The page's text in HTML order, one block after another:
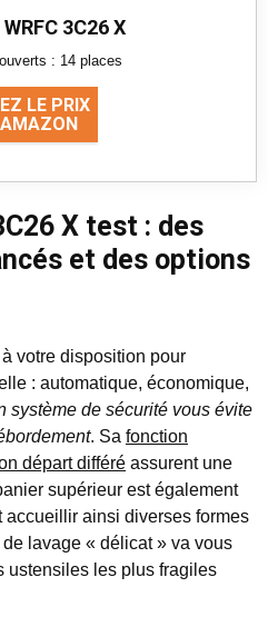
3C26 X
: 14 places
LE PRIX
X test : des
et des options
votre disposition pour
: automatique, économique,
système de sécurité vous évite
. Sa fonction
départ différé assurent une
supérieur est également
ainsi diverses formes
lavage « délicat » va vous
ustensiles les plus fragiles